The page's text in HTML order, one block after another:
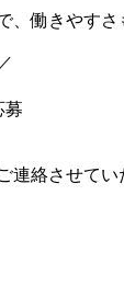
、働きやすさ
募
連絡させてい